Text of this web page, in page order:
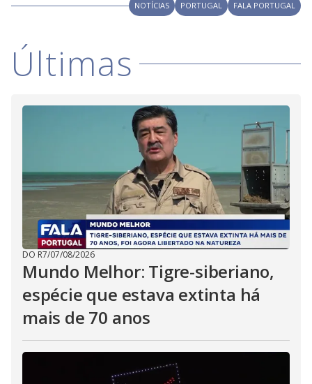
NOTÍCIAS PORTUGAL FALA PORTUGAL
Últimas
DO R7/07/08/2026
Mundo Melhor: Tigre-siberiano,
espécie que estava extinta há
mais de 70 anos